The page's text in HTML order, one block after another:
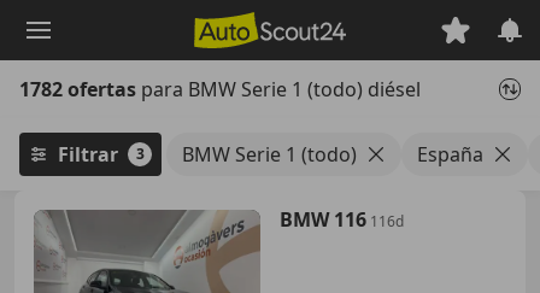
principal
1782 ofertas para BMW Serie 1 (todo) diésel
Filtrar 3 BMW Serie 1 (todo) España
BMW 116 116d